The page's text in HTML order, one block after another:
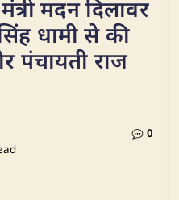
मदन दिलावर
धामी से की
पंचायती राज
0